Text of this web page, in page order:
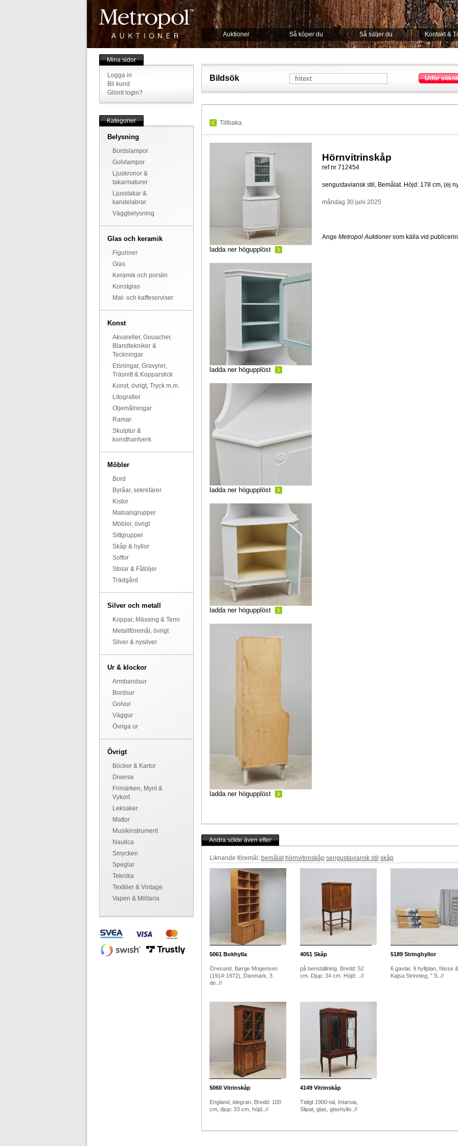
Auktioner Så köper du Så säljer du Kontakt &
Mina sidor
Logga in
Bli kund
Glömt login?
Kategorier
Belysning
Bordslampor
Golvlampor
Ljuskronor &
takarmaturer
Ljusstakar &
kandelabrar
Väggbelysning
Glas och keramik
Figuriner
Glas
Keramik och porslin
Konstglas
Mat- och kaffeserviser
Konst
Akvareller, Gouacher,
Blandtekniker &
Teckningar
Etsningar, Gravyrer,
Träsnitt & Kopparstick
Konst, övrigt, Tryck m.m.
Litografier
Oljemålningar
Ramar
Skulptur &
konsthantverk
Möbler
Bord
Byråar, sekretärer
Kistor
Matsalsgrupper
Möbler, övrigt
Sittgrupper
Skåp & hyllor
Soffor
Stolar & Fåtöljer
Trädgård
Silver och metall
Koppar, Mässing & Tenn
Metallföremål, övrigt
Silver & nysilver
Ur & klockor
Armbandsur
Bordsur
Golvur
Väggur
Övriga ur
Övrigt
Böcker & Kartor
Diverse
Frimärken, Mynt &
Vykort
Leksaker
Mattor
Musikinstrument
Nautica
Smycken
Speglar
Teknika
Textilier & Vintage
Vapen & Militaria
Bildsök Utför
Tillbaka
ladda ner högupplöst
ladda ner högupplöst
ladda ner högupplöst
ladda ner högupplöst
ladda ner högupplöst
Hörnvitrinskåp
ref nr 712454
sengustaviansk stil, Bemålat. Höjd: 178 cm, (ej
måndag 30 juni 2025
Ange Metropol Auktionersom källa vid
Andra sökte även efter
Liknande föremål: bemålat hörnvitrinskåp sengustaviansk stil skåp
5061Bokhylla
Öresund, Børge Mogensen
(1914-1972), Danmark, 3
de..//
4051Skåp
på benställning. Bredd: 52
cm. Djup: 34 cm. Höjd: ..//
5189Stringhyllor
6 gavlar, 9 hyllplan, Nisse &
Kajsa Strinning, " S..//
5060Vitrinskåp
England, idegran. Bredd: 100
cm, djup: 33 cm, höjd..//
4149Vitrinskåp
Tidigt 1900-tal, Intarsia,
Slipat, glas, glashyllo..//